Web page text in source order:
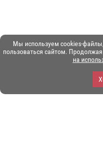
Мы используем cookies-
пользоваться сайтом.
на